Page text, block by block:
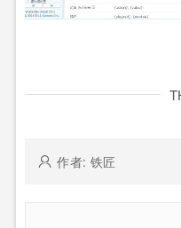
作者: 铁匠